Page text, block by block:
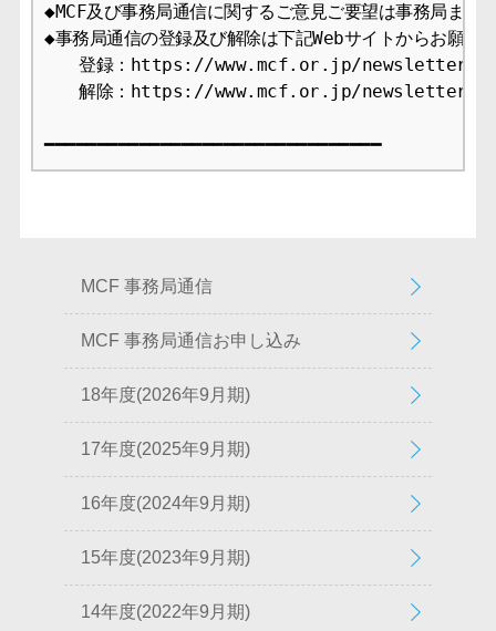
◆MCF及び事務局通信に関するご意見ご要望は事務局まで
◆事務局通信の登録及び解除は下記Webサイトからお願い
登録：https://www.mcf.or.jp/newsletter/
解除：https://www.mcf.or.jp/newsletter/
MCF 事務局通信
MCF 事務局通信お申し込み
18年度(2026年9月期)
17年度(2025年9月期)
16年度(2024年9月期)
15年度(2023年9月期)
14年度(2022年9月期)